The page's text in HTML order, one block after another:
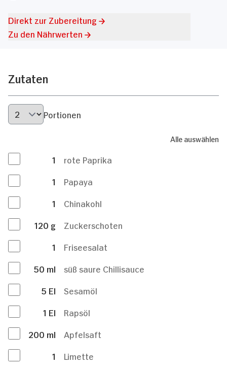
Direkt zur Zubereitung
Zu den Nährwerten
Zutaten
Portionen
Alle auswählen
1
rote Paprika
1
Papaya
1
Chinakohl
120 g
Zuckerschoten
1
Friseesalat
50 ml
süß saure Chillisauce
5 El
Sesamöl
1 El
Rapsöl
200 ml
Apfelsaft
1
Limette